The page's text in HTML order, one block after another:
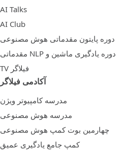
AI Talks
AI Club
دوره پایتون مقدماتی هوش مصنوعی
دوره یادگیری ماشین و NLP مقدماتی
فیلاگر TV
آکادمی فیلاگر
مدرسه کامپیوتر ویژن
مدرسه هوش مصنوعی
چهارمین بوت کمپ هوش مصنوعی
کمپ جامع یادگیری عمیق